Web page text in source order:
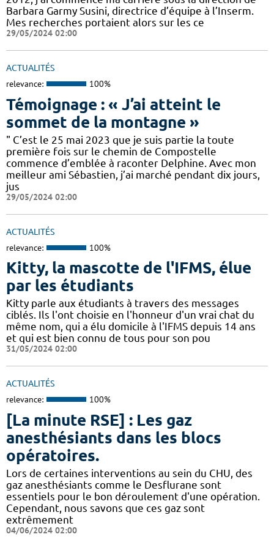
Barbara Garmy Susini, directrice d’équipe à l’Inserm.
Mes recherches portaient alors sur les ce
29/05/2024 02:00
ACTUALITÉS
relevance: 100%
Témoignage : « J’ai atteint le
sommet de la montagne »
" C’est le 25 mai 2023 que je suis partie la toute
première fois sur le chemin de Compostelle
commence d’emblée à raconter Delphine. Avec mon
meilleur ami Sébastien, j’ai marché pendant dix jours,
jus
29/05/2024 02:00
ACTUALITÉS
relevance: 100%
Kitty, la mascotte de l'IFMS, élue
par les étudiants
Kitty parle aux étudiants à travers des messages
ciblés. Ils l'ont choisie en l'honneur d'un vrai chat du
même nom, qui a élu domicile à l'IFMS depuis 14 ans
et qui est bien connu de tous pour son pou
31/05/2024 02:00
ACTUALITÉS
relevance: 100%
[La minute RSE] : Les gaz
anesthésiants dans les blocs
opératoires.
​​Lors de certaines interventions au sein du CHU, des
gaz anesthésiants comme le Desflurane sont
essentiels pour le bon déroulement d'une opération.
Cependant, nous savons que ces gaz sont
extrêmement
04/06/2024 02:00